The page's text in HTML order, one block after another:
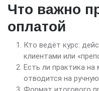
Что важно
оплатой
Кто ведёт курс:
клиентами или
Есть ли практика на
отводится на